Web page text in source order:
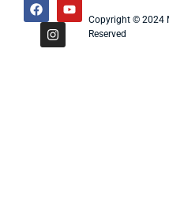
Copyright © 2024
Reserved